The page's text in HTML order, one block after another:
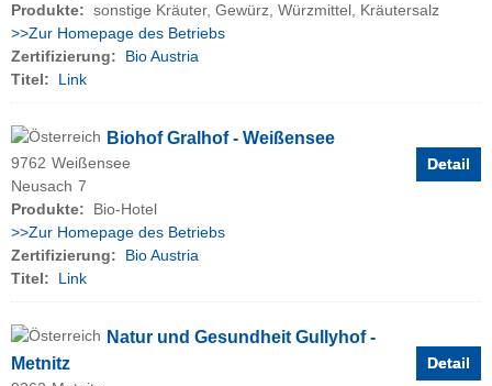
Produkte: sonstige Kräuter, Gewürz, Würzmittel, Kräutersalz
>>Zur Homepage des Betriebs
Zertifizierung:
Bio Austria
Titel:
Link
Detail
Biohof Gralhof - Weißensee
9762 Weißensee
Neusach 7
Produkte:
Bio-Hotel
>>Zur Homepage des Betriebs
Zertifizierung:
Bio Austria
Titel:
Link
Detail
Natur und Gesundheit Gullyhof -
Metnitz